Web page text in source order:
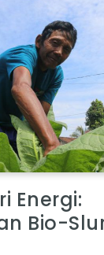
Energi:
Bio-